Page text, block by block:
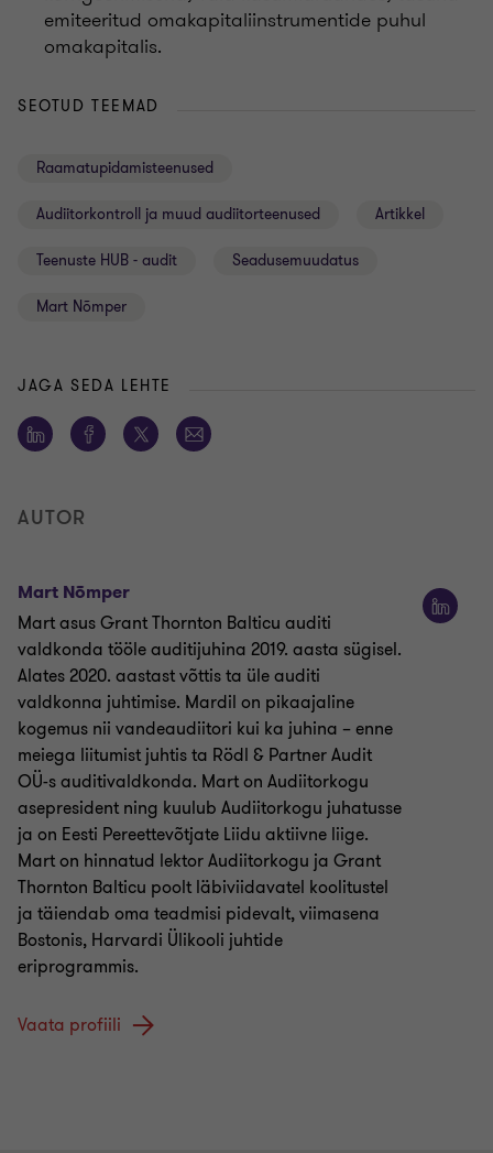
emiteeritud omakapitaliinstrumentide puhul
omakapitalis.
SEOTUD TEEMAD
Raamatupidamisteenused
Audiitorkontroll ja muud audiitorteenused Artikkel
Teenuste HUB - audit Seadusemuudatus
Mart Nõmper
JAGA SEDA LEHTE
AUTOR
Mart Nõmper
Mart asus Grant Thornton Balticu auditi
valdkonda tööle auditijuhina 2019. aasta sügisel.
Alates 2020. aastast võttis ta üle auditi
valdkonna juhtimise. Mardil on pikaajaline
kogemus nii vandeaudiitori kui ka juhina – enne
meiega liitumist juhtis ta Rödl & Partner Audit
OÜ-s auditivaldkonda. Mart on Audiitorkogu
asepresident ning kuulub Audiitorkogu juhatusse
ja on Eesti Pereettevõtjate Liidu aktiivne liige.
Mart on hinnatud lektor Audiitorkogu ja Grant
Thornton Balticu poolt läbiviidavatel koolitustel
ja täiendab oma teadmisi pidevalt, viimasena
Bostonis, Harvardi Ülikooli juhtide
eriprogrammis.
Vaata profiili